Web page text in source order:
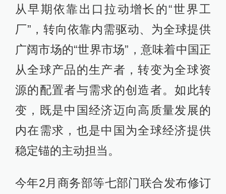
从早期依靠出口拉动增长的“世界工
厂”，转向依靠内需驱动、为全球提供
广阔市场的“世界市场”，意味着中国正
从全球产品的生产者，转变为全球资
源的配置者与需求的创造者。如此转
变，既是中国经济迈向高质量发展的
内在需求，也是中国为全球经济提供
稳定锚的主动担当。
今年2月商务部等七部门联合发布修订